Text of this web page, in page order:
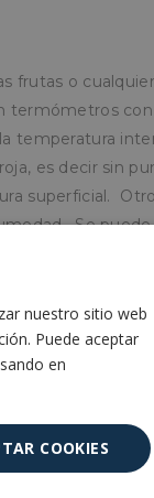
frutas o
termómetros
temperatura
es decir sin
superficial.
Se
que
en el alimento y
por
superficial.
del lugar.
nuestro sitio web
Puede aceptar
en
COOKIES